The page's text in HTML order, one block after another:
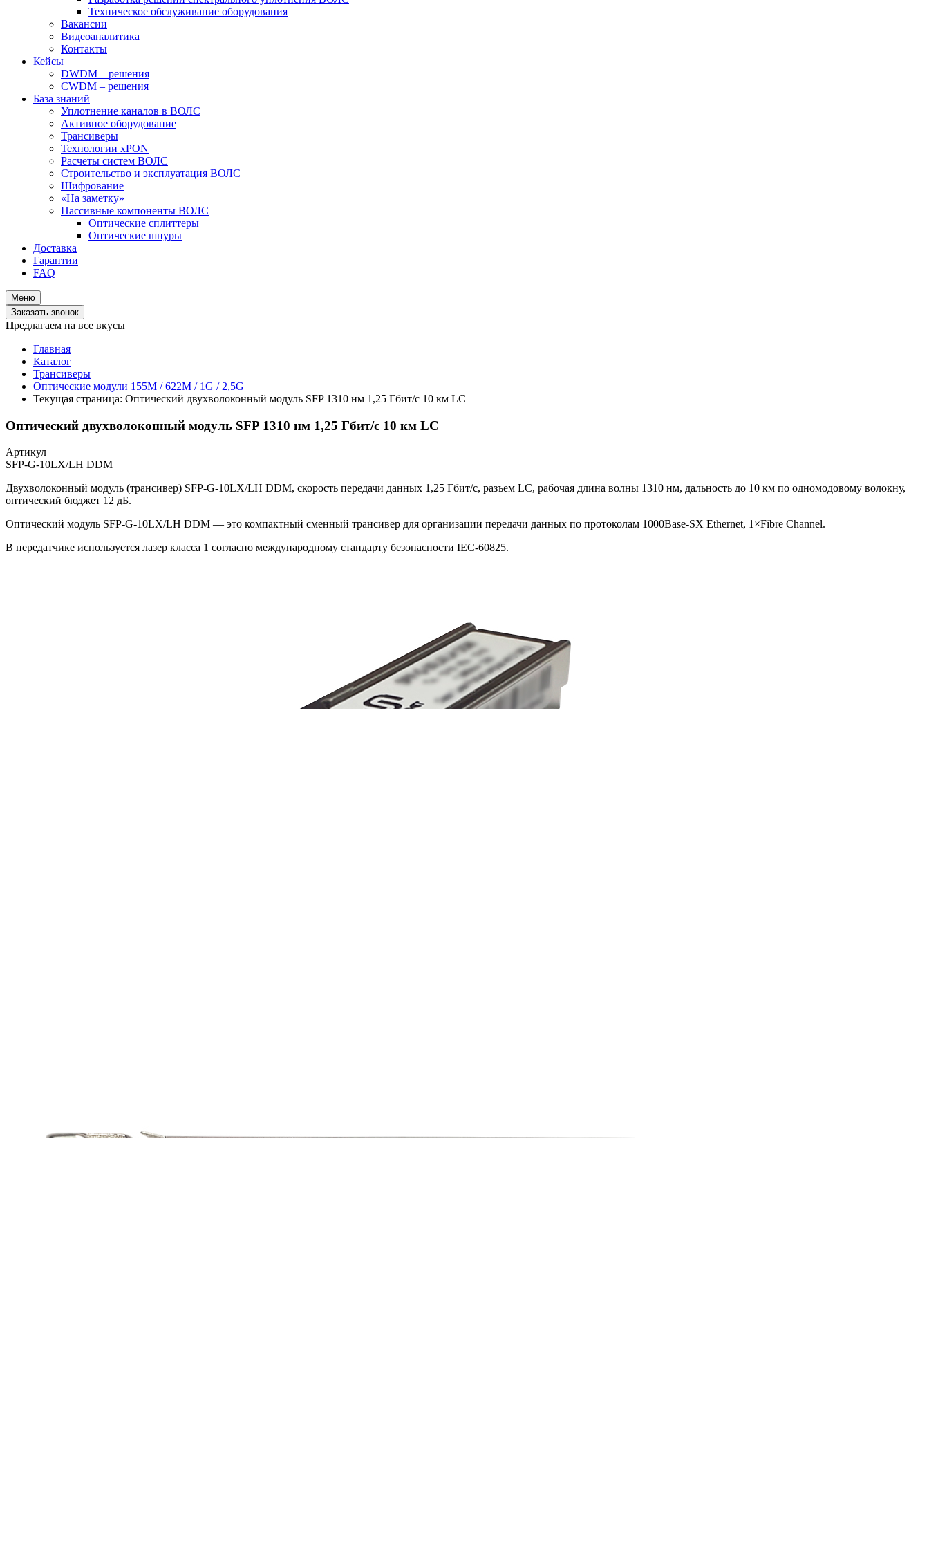
Техническое обслуживание оборудования
Вакансии
Видеоаналитика
Контакты
Кейсы
DWDM – решения
CWDM – решения
База знаний
Уплотнение каналов в ВОЛС
Активное оборудование
Трансиверы
Технологии xPON
Расчеты систем ВОЛС
Строительство и эксплуатация ВОЛС
Шифрование
«На заметку»
Пассивные компоненты ВОЛС
Оптические сплиттеры
Оптические шнуры
Доставка
Гарантии
FAQ
Меню
Заказать звонок
Предлагаем на все вкусы
Главная
Каталог
Трансиверы
Оптические модули 155M / 622M / 1G / 2,5G
Текущая страница: Оптический двухволоконный модуль SFP 1310 нм 1,25 Гбит/с 10 км LC
Оптический двухволоконный модуль SFP 1310 нм 1,25 Гбит/с 10 км LC
Артикул
SFP-G-10LX/LH DDM
Двухволоконный модуль (трансивер) SFP-G-10LX/LH DDM, скорость передачи данных 1,25 Гбит/с, разъем LC, рабочая длина волны 1310 нм, дальность до 10 км по одномодовому волокну,
оптический бюджет 12 дБ.
Оптический модуль SFP-G-10LX/LH DDM — это компактный сменный трансивер для организации передачи данных по протоколам 1000Base-SX Ethernet, 1×Fibre Channel.
В передатчике используется лазер класса 1 согласно международному стандарту безопасности IEC-60825.